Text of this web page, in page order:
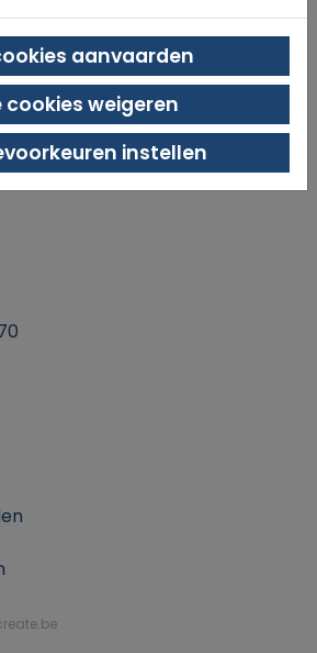
TENNIS & PADEL
aanvaarden
cookies weigeren
instellen